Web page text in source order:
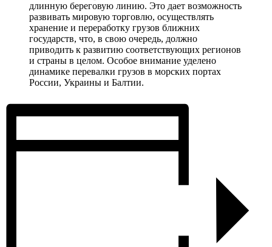
длинную береговую линию. Это дает возможность
развивать мировую торговлю, осуществлять
хранение и переработку грузов ближних
государств, что, в свою очередь, должно
приводить к развитию соответствующих регионов
и страны в целом. Особое внимание уделено
динамике перевалки грузов в морских портах
России, Украины и Балтии.